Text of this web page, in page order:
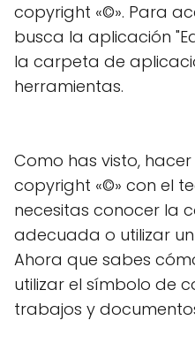
copyright «©». Para
busca la aplicación
la carpeta de
herramientas.
Como has visto,
copyright «©» con el
necesitas conocer la
adecuada o utilizar
Ahora que sabes
utilizar el símbolo de
trabajos y